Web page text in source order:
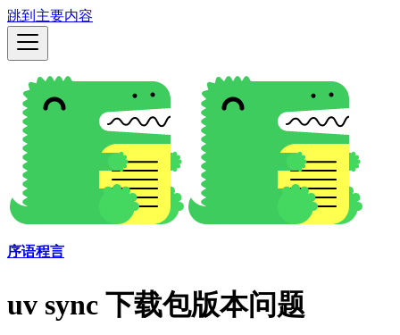
跳到主要内容
序语程言
uv sync 下载包版本问题